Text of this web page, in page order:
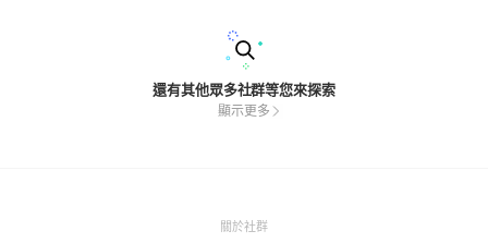
還有其他眾多社群等您來探索
顯示更多
關於社群(Open